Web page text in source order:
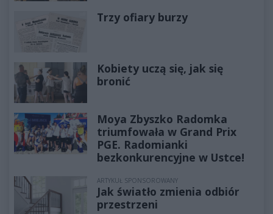
Trzy ofiary burzy
Kobiety uczą się, jak się
bronić
Moya Zbyszko Radomka
triumfowała w Grand Prix
PGE. Radomianki
bezkonkurencyjne w Ustce!
ARTYKUŁ SPONSOROWANY
Jak światło zmienia odbiór
przestrzeni